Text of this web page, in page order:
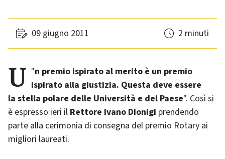
09 giugno 2011 2 minuti
"
Un premio ispirato al merito è un premio ispirato alla giustizia. Questa deve essere
la stella polare delle Università e del Paese". Così si
è espresso ieri il Rettore Ivano Dionigi prendendo
parte alla cerimonia di consegna del premio Rotary ai
migliori laureati.